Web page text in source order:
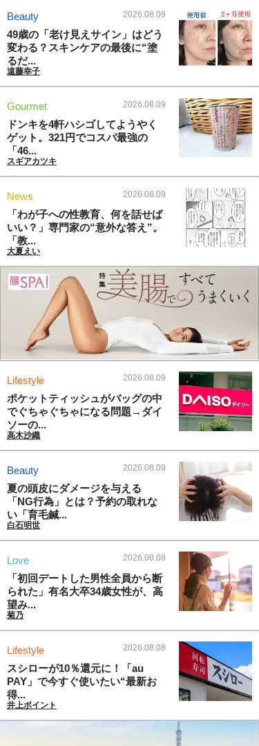
Beauty 2026.08.09
49歳の「老け見えサイン」はどう
変わる？スキンケアの最後に“塗
るだ...
遠藤幸子
Gourmet 2026.08.09
ドンキを4軒ハシゴしてようやく
ゲット。321円でコスパ最強の
「46...
スギアカツキ
News 2026.08.09
「わが子への性教育、何を話せば
いい？」専門家の“意外な答え”。
「教...
大夏えい
Lifestyle 2026.08.09
ポケットティッシュがバッグの中
でぐちゃぐちゃになる問題→ダイ
ソーの...
高木沙織
Beauty 2026.08.09
夏の頭皮にダメージを与える
「NG行為」とは？予約の取れな
い「育毛鍼...
白石明世
Love 2026.08.08
「初回デートした男性全員から断
られた」有名大卒34歳女性が、高
望み...
菊乃
Lifestyle 2026.08.08
スシローが10％還元に！「au
PAY」で今すぐ使いたい“最新お
得...
井上ポイント